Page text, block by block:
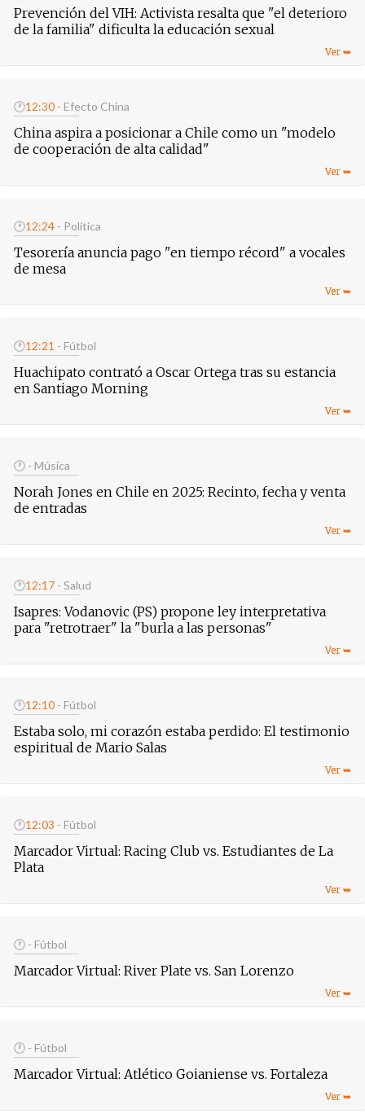
Prevención del VIH: Activista resalta que "el deterioro
de la familia" dificulta la educación sexual
🕐12:30 - Efecto China
China aspira a posicionar a Chile como un "modelo
de cooperación de alta calidad"
🕐12:24 - Política
Tesorería anuncia pago "en tiempo récord" a vocales
de mesa
🕐12:21 - Fútbol
Huachipato contrató a Oscar Ortega tras su estancia
en Santiago Morning
🕐 - Música
Norah Jones en Chile en 2025: Recinto, fecha y venta
de entradas
🕐12:17 - Salud
Isapres: Vodanovic (PS) propone ley interpretativa
para "retrotraer" la "burla a las personas"
🕐12:10 - Fútbol
Estaba solo, mi corazón estaba perdido: El testimonio
espiritual de Mario Salas
🕐12:03 - Fútbol
Marcador Virtual: Racing Club vs. Estudiantes de La
Plata
🕐 - Fútbol
Marcador Virtual: River Plate vs. San Lorenzo
🕐 - Fútbol
Marcador Virtual: Atlético Goianiense vs. Fortaleza